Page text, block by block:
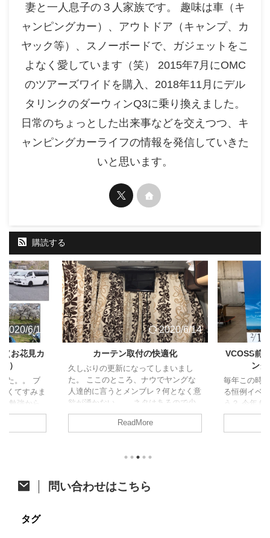
妻と一人息子の３人家族です。 趣味は車（キ
ャンピングカー）、アウトドア（キャンプ、カ
ヤック等）、スノーボードで、ガジェットをこ
よなく愛しています（笑） 2015年7月にOMC
のツアーズワイドを購入、2018年11月にデル
タリンクのダーウィンQ3に乗り換えました。
日常のちょっとした出来事などを交えつつ、キ
ャンピングカーライフの情報を発信していきた
いと思います。
購読する
2020/6/14
お花見カ
）
た。。 ブ
くてすみま
勉強から
久しぶりの
参加者は
恵まれた
いし花が咲
2020/6/14
カーテン取付の快適化
久しぶりの更新になってしまいまし
た。 ここのところ、ナウでヤングな
人達的に言うとメンブレ？何となく意
欲が湧かない。。 ネタはあるので少
しずつ頑張って消化に励みます！ さ
て、今回はジャパンキャンピングカー
ジャパンキャンピングカーショーでア
ちらっと触れた前回の記事のとおりで
す。 レール購入から時間が開きまし
ReadMore
VCOSS前
ン
毎年この時
る恒例イベ
う？ 今年も
た。 今年は
問い合わせはこちら
タグ